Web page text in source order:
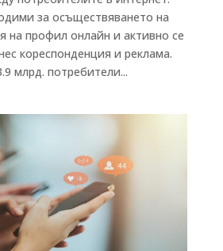
за осъществяването на
на профил онлайн и активно се
кореспонденция и реклама.
млрд. потребители...